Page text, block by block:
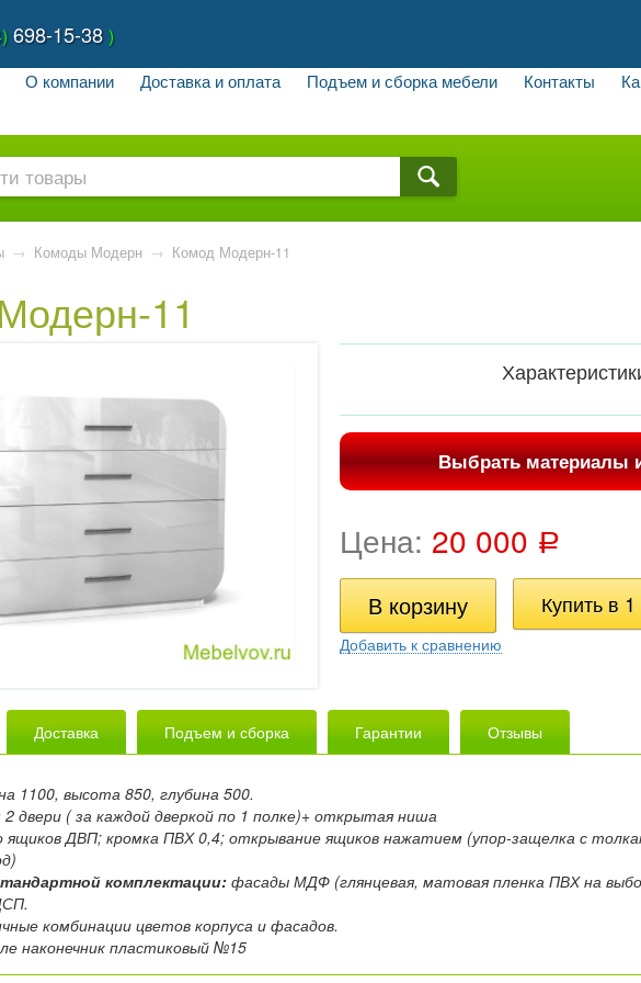
698-15-38)
О компании Доставка и оплата Подъем и сборка мебели Контакты
→ Комоды Модерн → Комод Модерн-11
11
Выбрать материалы
Цена: 20 000 Р
Добавить к сравнению
Доставка Подъем и сборка Гарантии Отзывы
1100, высота 850, глубина 500.
2 двери ( за каждой дверкой по 1 полке)+ открытая ниша
ящиков ДВП; кромка ПВХ 0,4; открывание ящиков нажатием (упор-защелка с
комплектации: фасады МДФ (глянцевая, матовая пленка ПВХ на
комбинации цветов корпуса и фасадов.
наконечник пластиковый №15